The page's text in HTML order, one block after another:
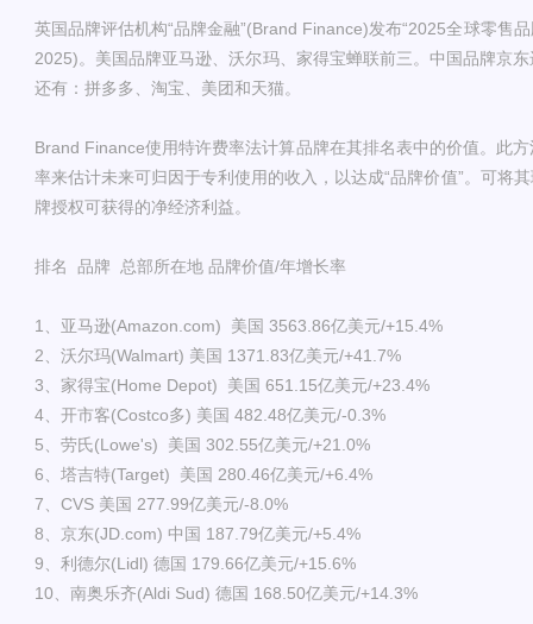
英国品牌评估机构“品牌金融”(Brand Finance)发布“2025全球零售
2025)。美国品牌亚马逊、沃尔玛、家得宝蝉联前三。中国品牌京
还有：拼多多、淘宝、美团和天猫。
Brand Finance使用特许费率法计算品牌在其排名表中的价值。此
率来估计未来可归因于专利使用的收入，以达成“品牌价值”。可将
牌授权可获得的净经济利益。
排名 品牌 总部所在地 品牌价值/年增长率
1、亚马逊(Amazon.com) 美国 3563.86亿美元/+15.4%
2、沃尔玛(Walmart) 美国 1371.83亿美元/+41.7%
3、家得宝(Home Depot) 美国 651.15亿美元/+23.4%
4、开市客(Costco多) 美国 482.48亿美元/-0.3%
5、劳氏(Lowe's) 美国 302.55亿美元/+21.0%
6、塔吉特(Target) 美国 280.46亿美元/+6.4%
7、CVS 美国 277.99亿美元/-8.0%
8、京东(JD.com) 中国 187.79亿美元/+5.4%
9、利德尔(Lidl) 德国 179.66亿美元/+15.6%
10、南奥乐齐(Aldi Sud) 德国 168.50亿美元/+14.3%